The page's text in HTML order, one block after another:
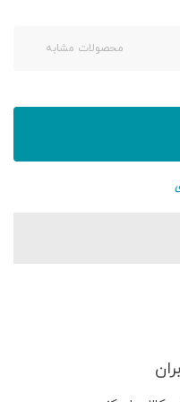
محصولات مشابه